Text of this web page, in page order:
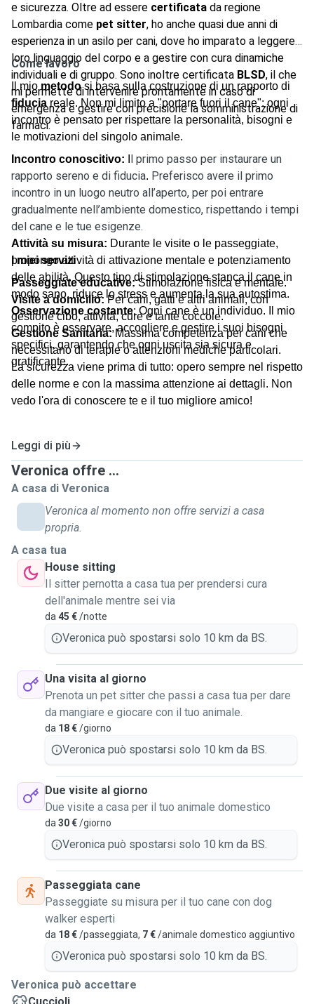
e sicurezza. Oltre ad essere certificata da regione
Lombardia come pet sitter, ho anche quasi due anni di
esperienza in un asilo per cani, dove ho imparato a leggere il
loro linguaggio del corpo e a gestire con cura dinamiche
individuali e di gruppo. Sono inoltre certificata BLSD, il che
mi permette di intervenire prontamente in caso di
emergenza e gestire con precisione la somministrazione di
farmaci.
Come lavoro
Il mio metodosi basa sulla costruzione di un rapporto di
fiducia reale. Non mi limito a "portare fuori il cane": ogni
incontro è pensato per rispettare la personalità, bisogni e
le motivazioni del singolo animale.
Incontro conoscitivo: l primo passo per instaurare un
rapporto sereno e di fiducia. Preferisco avere il primo
incontro in un luogo neutro all’aperto, per poi entrare
gradualmente nell’ambiente domestico, rispettando i tempi
del cane e le tue esigenze.
Attività su misura: Durante le visite o le passeggiate,
propongo attività di attivazione mentale e potenziamento
delle abilità. Questo tipo di stimolazione stanca il cane in
modo sano, riduce lo stress e aumenta la sua autostima.
Osservazione costante: Ogni cane è un individuo. Il mio
compito è osservare, accogliere e gestire i suoi bisogni
specifici, garantendo che ogni uscita sia sicura e
gratificante.
I miei servizi
Passeggiate educative:Stimolazione fisica e mentale.
Visite a domicilio: Per cani, gatti e altri animali, con
gestione cibo, attività, cure e tante coccole.
Gestione Sanitaria:Massima competenza per cani che
necessitano di terapie o attenzioni mediche particolari.
La sicurezza viene prima di tutto: opero sempre nel rispetto
delle norme e con la massima attenzione ai dettagli. Non
vedo l'ora di conoscere te e il tuo migliore amico!
Leggi di più
Veronica offre ...
A casa di Veronica
Veronica al momento non offre servizi a casa
propria.
A casa tua
House sitting
Il sitter pernotta a casa tua per prendersi cura
dell'animale mentre sei via
da 45 €/notte
Veronica può spostarsi solo 10 km da BS.
Una visita al giorno
Prenota un pet sitter che passi a casa tua per dare
da mangiare e giocare con il tuo animale.
da 18 €/giorno
Veronica può spostarsi solo 10 km da BS.
Due visite al giorno
Due visite a casa per il tuo animale domestico
da 30 €/giorno
Veronica può spostarsi solo 10 km da BS.
Passeggiata cane
Passeggiate su misura per il tuo cane con dog
walker esperti
da 18 €/passeggiata, 7 €/animale domestico aggiuntivo
Veronica può spostarsi solo 10 km da BS.
Veronica può accettare